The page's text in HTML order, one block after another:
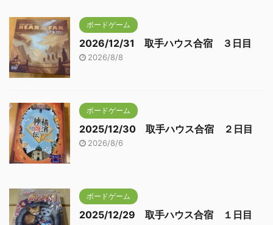
ボードゲーム
2026/12/31 取手ハウス合宿 ３日目
2026/8/8
ボードゲーム
2025/12/30 取手ハウス合宿 ２日目
2026/8/6
ボードゲーム
2025/12/29 取手ハウス合宿 １日目